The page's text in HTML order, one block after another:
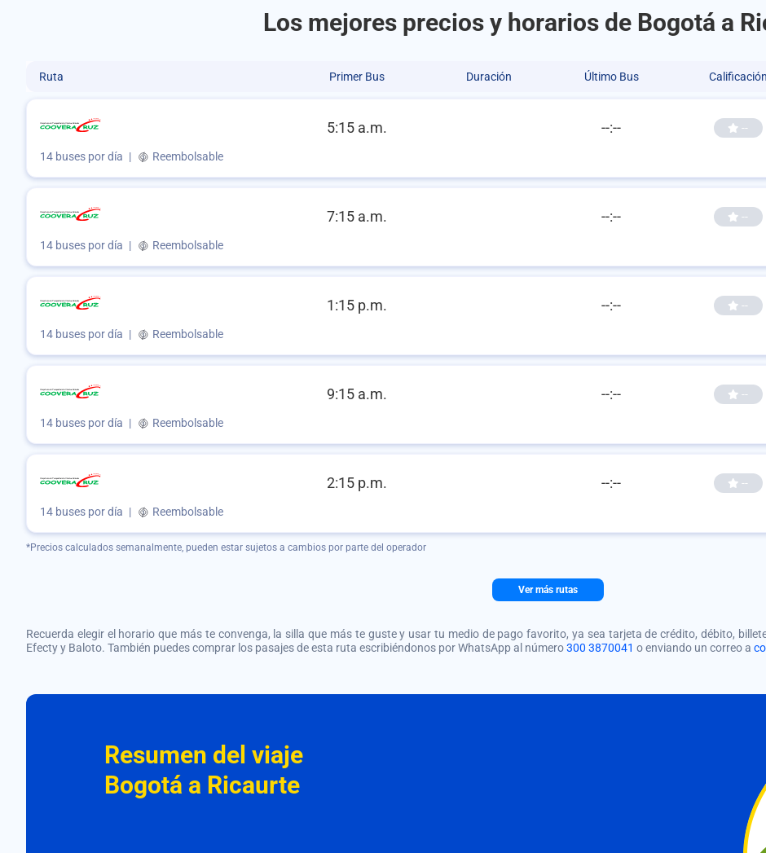
Los mejores precios y horarios de Bogotá a
Ruta Primer Bus Duración Último Bus Calificación
5:15 a.m. --:-- --
14 buses por día | Reembolsable
7:15 a.m. --:-- --
14 buses por día | Reembolsable
1:15 p.m. --:-- --
14 buses por día | Reembolsable
9:15 a.m. --:-- --
14 buses por día | Reembolsable
2:15 p.m. --:-- --
14 buses por día | Reembolsable
*Precios calculados semanalmente, pueden estar sujetos a cambios por parte del operador
Ver más rutas
Recuerda elegir el horario que más te convenga, la silla que más te guste y usar tu medio de pago favorito, ya sea tarjeta de crédito, débito,
Efecty y Baloto. También puedes comprar los pasajes de esta ruta escribiéndonos por WhatsApp al número300 3870041 o enviando un correo a
Resumen del viaje
Bogotá a Ricaurte